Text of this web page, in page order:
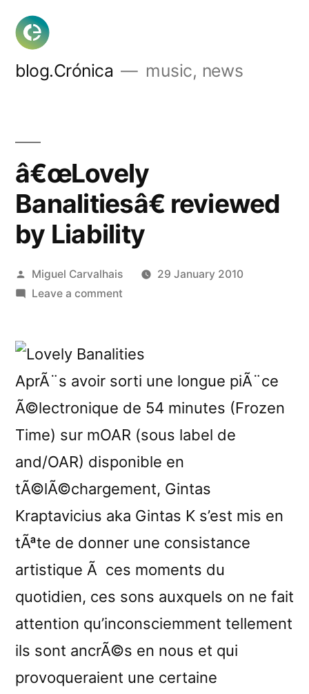
Skip
content
blog.Crónica music, news
â€œLovely
Banalitiesâ€ reviewed
by Liability
Posted
by
Miguel Carvalhais
29 January 2010
Leave a commenton
reviewed
Liability
AprÃ¨s avoir sorti une longue piÃ¨ce
Ã©lectronique de 54 minutes (Frozen
Time) sur mOAR (sous label de
and/OAR) disponible en
tÃ©lÃ©chargement, Gintas
Kraptavicius aka Gintas K s’est mis en
tÃªte de donner une consistance
artistique Ã ces moments du
quotidien, ces sons auxquels on ne fait
attention qu’inconsciemment tellement
ils sont ancrÃ©s en nous et qui
provoqueraient une certaine